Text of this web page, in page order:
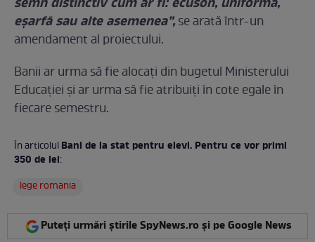
eşarfă sau alte asemenea”,se arată într-un
amendament al proiectului.
Banii ar urma să fie alocați din bugetul Ministerului
Educației și ar urma să fie atribuiți în cote egale în
fiecare semestru.
În articolulBani de la stat pentru elevi. Pentru ce vor primi
350 de lei:
lege romania
Puteți urmări știrile SpyNews.ro și pe Google News